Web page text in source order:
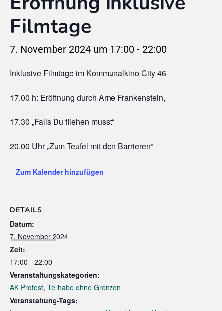
Filmtage
7. November 2024 um 17:00 - 22:00
Inklusive Filmtage im Kommunalkino City 46
17.00 h: Eröffnung durch Arne Frankenstein,
17.30 „Falls Du fliehen musst“
20.00 Uhr „Zum Teufel mit den Barrieren“
Zum Kalender hinzufügen
DETAILS
Datum:
7. November 2024
Zeit:
17:00 - 22:00
Veranstaltungskategorien:
AK Protest, Teilhabe ohne Grenzen
Veranstaltung-Tags: